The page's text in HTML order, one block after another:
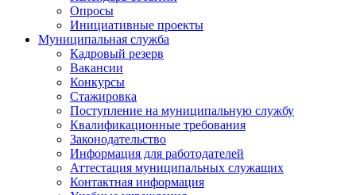
Опросы
Инициативные проекты
Муниципальная служба
Кадровый резерв
Вакансии
Конкурсы
Стажировка
Поступление на муниципальную службу
Квалификационные требования
Законодательство
Информация для работодателей
Аттестация муниципальных служащих
Контактная информация